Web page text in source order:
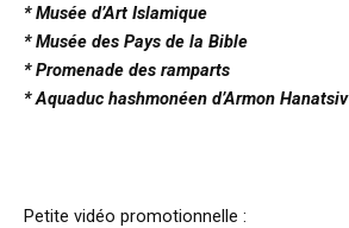
* Musée d’Art Islamique
* Musée des Pays de la Bible
* Promenade des ramparts
* Aquaduc hashmonéen d’Armon Hanatsiv
Petite vidéo promotionnelle :